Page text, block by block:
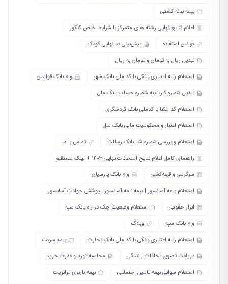
بیمه بدنه کشتی
اعلام نتایج نهایی رشته های متمرکز با شرایط خاص کنکور
قوانین استفاده
پیش‌بینی قد نهایی کودک
تبدیل ریال به تومان و تومان به ریال
استعلام رتبه اعتباری بانکی با کد ملی بانک شهر
وام بانک قوامین
تبدیل شماره کارت به شماره حساب بانک ملل
استعلام کد مکنا با کدملی بانک گردشگری
استعلام اعتبار و محکومیت مالی بانک ملل
استعلام و بررسی شماره شبا بانک رسالت
تماس با ما
راهنمای کامل اعلام نتایج امتحانات نهایی ۱۴۰۳ + لینک مستقیم
سرگرمی و قرعه‌کشی
وام بانک پارسیان
استعلام بیمه آسانسور | بیمه نامه آسانسور | پوشش حوادث آسانسور
ابزار حقوقی
استعلام وضعیت چک در راه بانک سپه
وام بانک سپه
وبلاگ
استعلام رتبه اعتباری بانکی با کد ملی بانک تجارت
بیمه سرقت
دریافت تصویر تخلفات رانندگی
محاسبه تورم و قدرت خرید
استعلام سوابق بیمه تامین اجتماعی
بیمه باربری ترانزیت